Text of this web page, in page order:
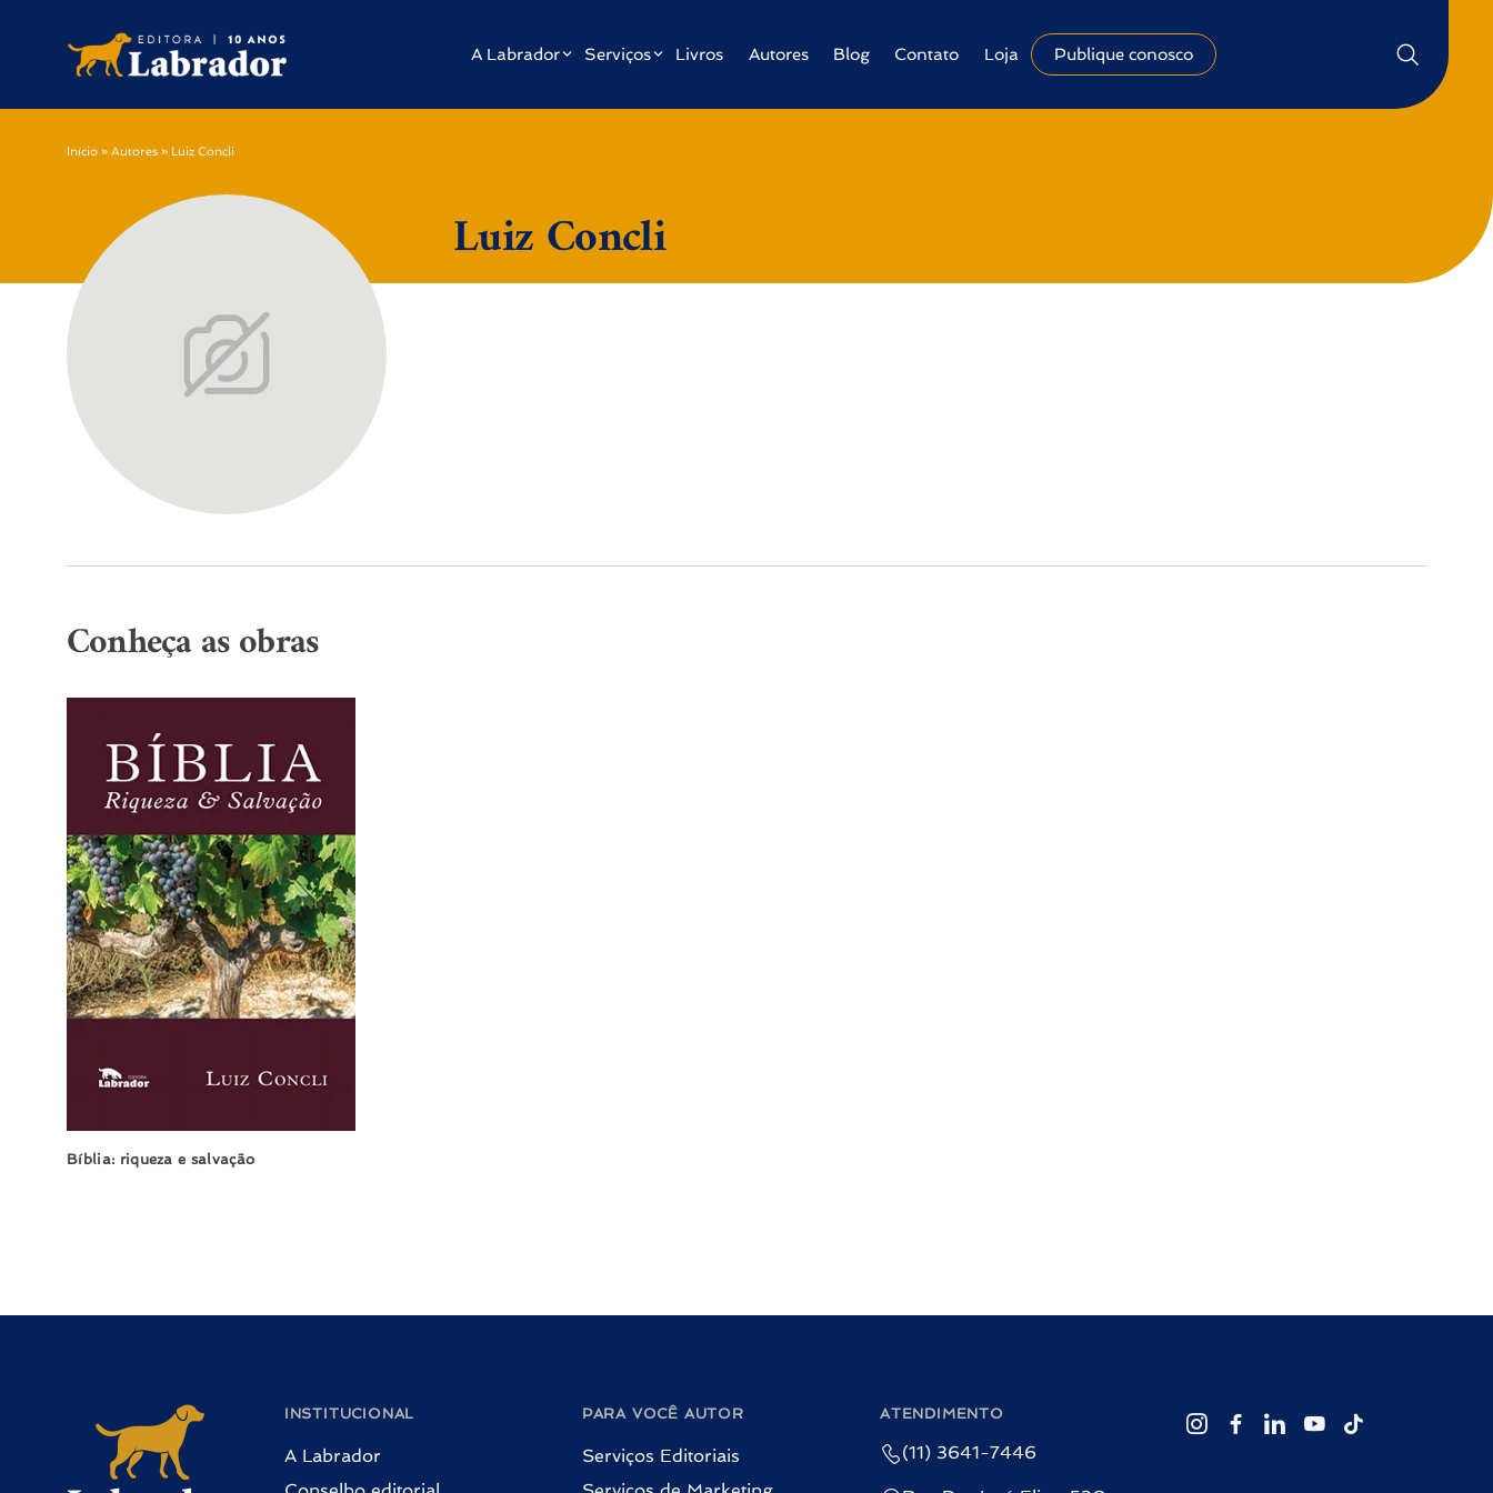
A Labrador Serviços Livros Autores Blog Contato Loja Publique conosco
Início » Autores » Luiz Concli
Luiz Concli
Conheça as obras
Bíblia: riqueza e salvação
INSTITUCIONAL
A Labrador
PARA VOCÊ AUTOR
Serviços Editoriais
ATENDIMENTO
(11) 3641-7446